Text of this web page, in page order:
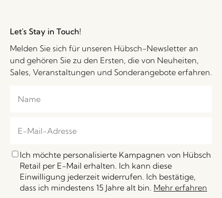
Let's Stay in Touch!
Melden Sie sich für unseren Hübsch-Newsletter an
und gehören Sie zu den Ersten, die von Neuheiten,
Sales, Veranstaltungen und Sonderangebote erfahren.
Ich möchte personalisierte Kampagnen von Hübsch
Retail per E-Mail erhalten. Ich kann diese
Einwilligung jederzeit widerrufen. Ich bestätige,
dass ich mindestens 15 Jahre alt bin. Mehr erfahren